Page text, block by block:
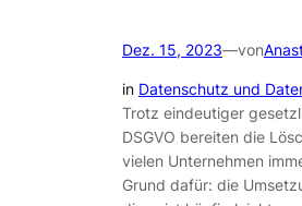
Dez. 15, 2023—von
in Datenschutz und
Trotz eindeutiger
DSGVO bereiten die
vielen Unternehmen
Grund dafür: die